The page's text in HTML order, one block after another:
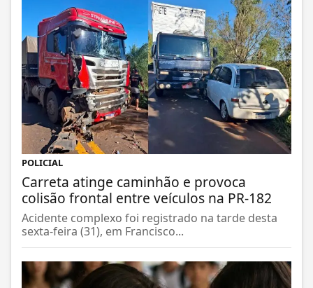
POLICIAL
Carreta atinge caminhão e provoca
colisão frontal entre veículos na PR-182
Acidente complexo foi registrado na tarde desta
sexta-feira (31), em Francisco...